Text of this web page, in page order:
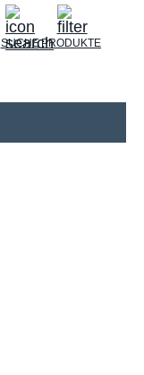
SUCHEPRODUKTE